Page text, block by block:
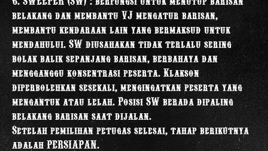
belakang dan membantu VJ mengatur barisan,
membantu kendaraan lain yang bermaksud untuk
mendahului. SW diusahakan tidak terlalu sering
bolak balik sepanjang barisan, berbahaya dan
mengganggu konsentrasi peserta. Klakson
diperbolehkan sesekali, mengingatkan peserta yang
mengantuk atau lelah. Posisi SW berada dipaling
belakang barisan saat dijalan.
Setelah pemilihan petugas selesai, tahap berikutnya
adalah PERSIAPAN.